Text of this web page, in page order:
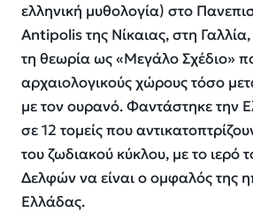
ελληνική μυθολογία) στο
Antipolis της Νίκαιας, στη
τη θεωρία ως «Μεγάλο Σχέδιο»
αρχαιολογικούς χώρους τόσο
με τον ουρανό. Φαντάστηκε την
σε 12 τομείς που
του ζωδιακού κύκλου, με το ιερό
Δελφών να είναι ο ομφαλός της
Ελλάδας.